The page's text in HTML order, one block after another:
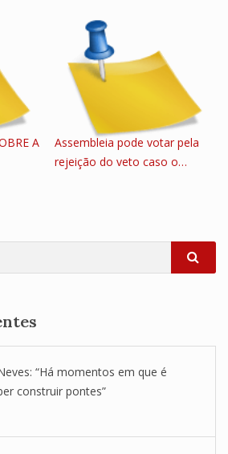
A
Assembleia pode votar pela
rejeição do veto caso o…
“Há momentos em que é
construir pontes”